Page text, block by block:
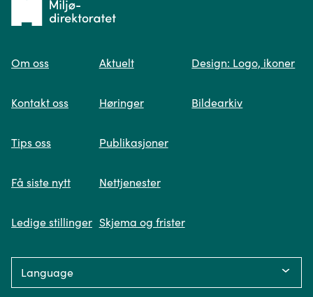
søk og viser deg vår mest relevante
Trykk på knappen under og fyll inn
forsiden
Om oss
Kontakt oss
Tips oss
Få siste nytt
Ledige stillinger
Aktuelt
Høringer
Publikasjoner
Nettjenester
Skjema og frister
Design: Logo, ikoner
Bildearkiv